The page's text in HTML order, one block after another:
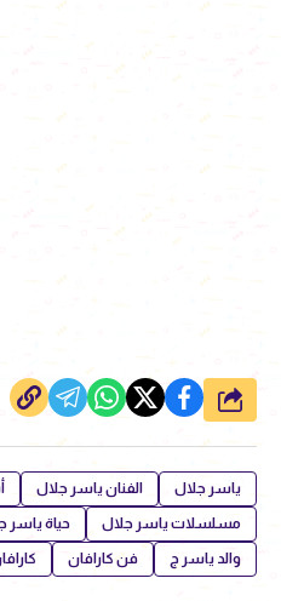
شارك
ياسر جلال الفنان ياسر جلال
مسلسلات ياسر جلال حياة ياسر
والد ياسر ج فن كارافان